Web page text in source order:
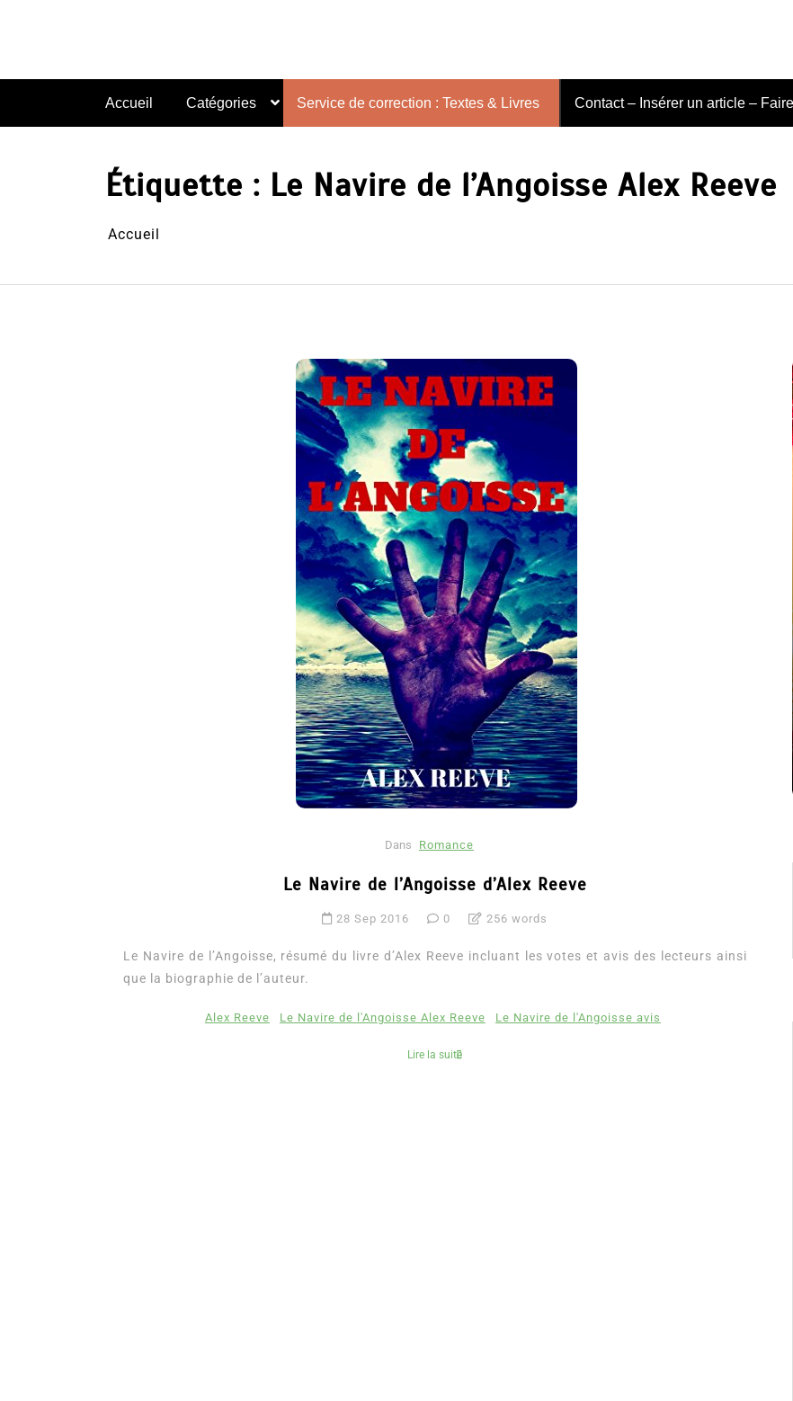
Accueil Catégories Service de correction : Textes & Livres Contact – Insérer un article –
Étiquette : Le Navire de l’Angoisse Alex Reeve
Accueil
Dans Romance
Le Navire de l’Angoisse d’Alex Reeve
28 Sep 2016 0 256 words
Le Navire de l’Angoisse, résumé du livre d’Alex Reeve incluant les votes et avis des lecteurs ainsi
que la biographie de l’auteur.
Alex Reeve Le Navire de l'Angoisse Alex Reeve Le Navire de l'Angoisse avis
Lire la suite
Romances – l’actualité : été
0 3 052 words
littérature sentimentale romance
Dans Thriller
Le coupable n’est pas Camille
de Clara Delcourt
8 Juil 2026